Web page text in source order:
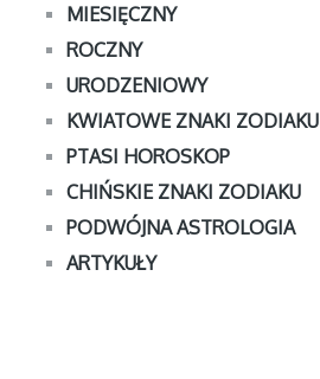
MIESIĘCZNY
ROCZNY
URODZENIOWY
KWIATOWE ZNAKI ZODIAKU
PTASI HOROSKOP
CHIŃSKIE ZNAKI ZODIAKU
PODWÓJNA ASTROLOGIA
ARTYKUŁY